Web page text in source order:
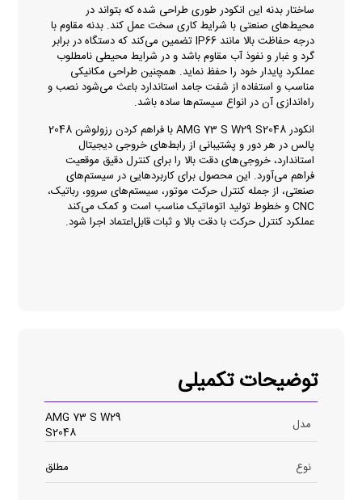
ساختار بدنه این انکودر طوری طراحی شده که بتواند در
محیط‌های صنعتی با شرایط کاری سخت عمل کند. بدنه مقاوم با
درجه حفاظت بالا مانند IP66 تضمین می‌کند که دستگاه در برابر
گرد و غبار و نفوذ آب مقاوم باشد و در شرایط محیطی نامطلوب
عملکرد پایدار خود را حفظ نماید. همچنین طراحی مکانیکی
مناسب و استفاده از شفت جامد استاندارد باعث می‌شود نصب و
راه‌اندازی آن در انواع سیستم‌ها ساده باشد.
انکودر AMG 73 S W29 S2048 با فراهم کردن رزولوشن 2048
پالس در هر دور و پشتیبانی از رابط‌های خروجی دیجیتال
استاندارد، خروجی‌های دقت بالا را برای کنترل دقیق موقعیت
فراهم می‌آورد. این محصول برای کاربردهایی در سیستم‌های
صنعتی، از جمله کنترل حرکت موتور، سیستم‌های سروو، رباتیک،
CNC و خطوط تولید اتوماتیک مناسب است و کمک می‌کند
عملکرد کنترل حرکت با دقت بالا و ثبات قابل‌اعتماد اجرا شود.
توضیحات تکمیلی
مدل
AMG 73 S W29
S2048
نوع
مطلق